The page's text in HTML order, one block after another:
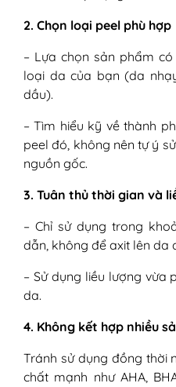
2. Chọn loại peel phù hợp
– Lựa chọn sản phẩm
loại da của bạn (da
dầu).
– Tìm hiểu kỹ về thành
peel đó, không nên tự ý
nguồn gốc.
3. Tuân thủ thời gian và
– Chỉ sử dụng trong
dẫn, không để axit lên da
– Sử dụng liều lượng vừa
da.
4. Không kết hợp nhiều
Tránh sử dụng đồng thời
chất mạnh như AHA,